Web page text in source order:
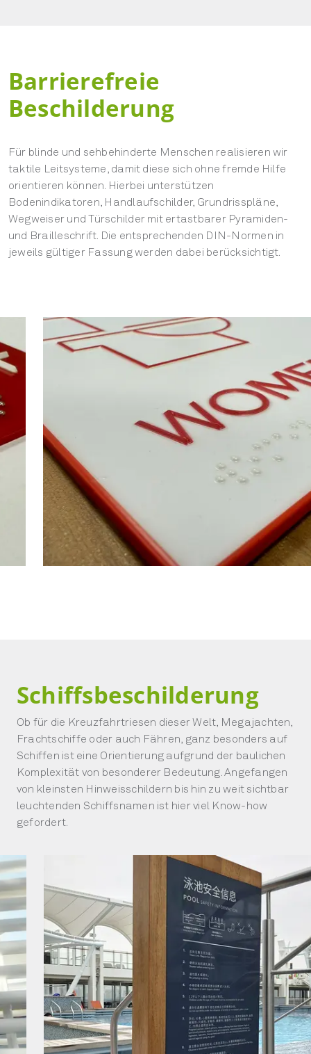
Barrierefreie
Beschilderung
Für blinde und sehbehinderte Menschen realisieren wir
taktile Leitsysteme, damit diese sich ohne fremde Hilfe
orientieren können. Hierbei unterstützen
Bodenindikatoren, Handlaufschilder, Grundrisspläne,
Wegweiser und Türschilder mit ertastbarer Pyramiden-
und Brailleschrift. Die entsprechenden DIN-Normen in
jeweils gültiger Fassung werden dabei berücksichtigt.
Schiffsbeschilderung
Ob für die Kreuzfahrtriesen dieser Welt, Megajachten,
Frachtschiffe oder auch Fähren, ganz besonders auf
Schiffen ist eine Orientierung aufgrund der baulichen
Komplexität von besonderer Bedeutung. Angefangen
von kleinsten Hinweisschildern bis hin zu weit sichtbar
leuchtenden Schiffsnamen ist hier viel Know-how
gefordert.